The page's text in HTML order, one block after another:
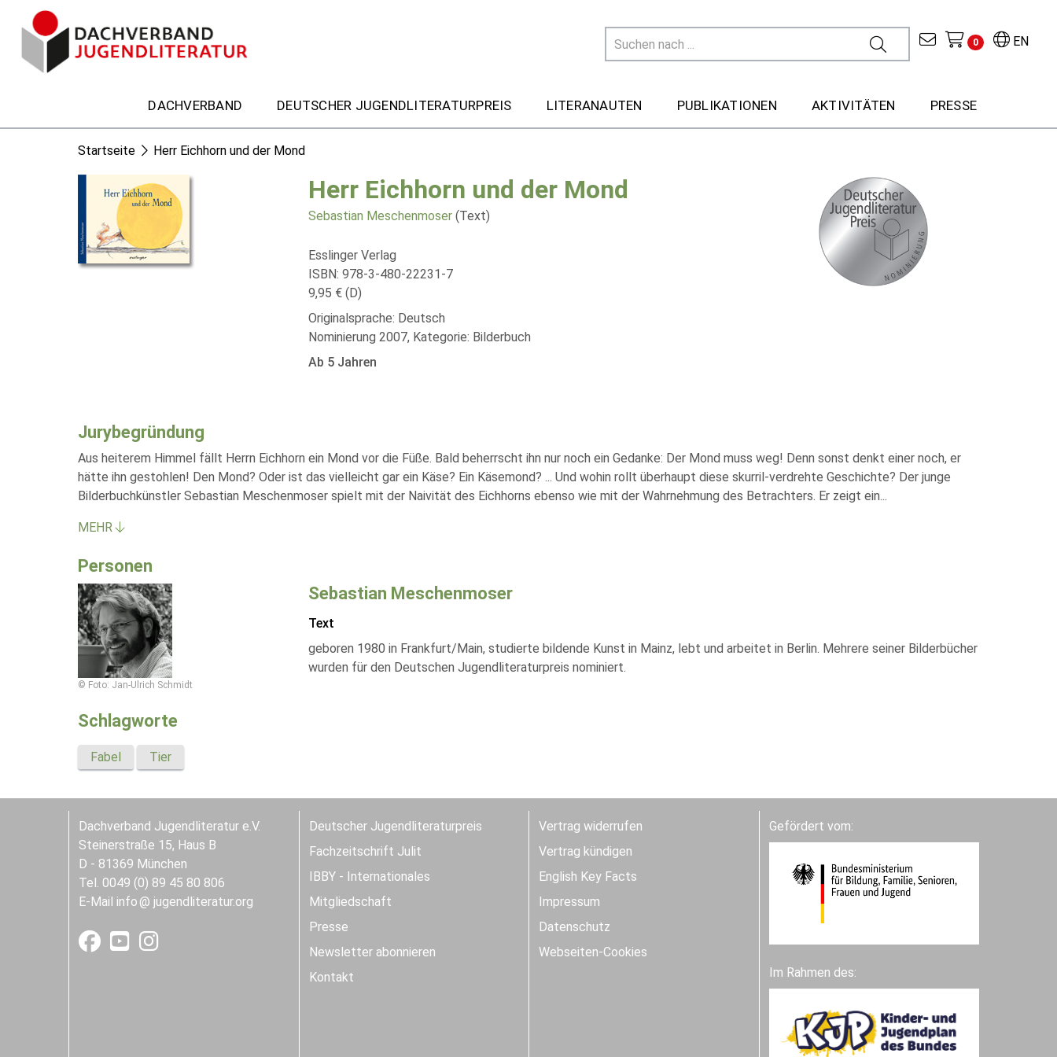
EN
0
DACHVERBAND DEUTSCHER JUGENDLITERATURPREIS LITERANAUTEN PUBLIKATIONEN AKTIVITÄTEN PRESSE
Startseite Herr Eichhorn und der Mond
Herr Eichhorn und der Mond
Sebastian Meschenmoser (Text)
Esslinger Verlag
ISBN: 978-3-480-22231-7
9,95 € (D)
Originalsprache: Deutsch
Nominierung 2007, Kategorie: Bilderbuch
Ab 5 Jahren
Jurybegründung
Aus heiterem Himmel fällt Herrn Eichhorn ein Mond vor die Füße. Bald beherrscht ihn nur noch ein Gedanke: Der Mond muss weg! Denn sonst denkt einer noch, er
hätte ihn gestohlen! Den Mond? Oder ist das vielleicht gar ein Käse? Ein Käsemond? ... Und wohin rollt überhaupt diese skurril-verdrehte Geschichte? Der junge
Bilderbuchkünstler Sebastian Meschenmoser spielt mit der Naivität des Eichhorns ebenso wie mit der Wahrnehmung des Betrachters. Er zeigt ein...
MEHR
Personen
© Foto: Jan-Ulrich Schmidt
Sebastian Meschenmoser
Text
geboren 1980 in Frankfurt/Main, studierte bildende Kunst in Mainz, lebt und arbeitet in Berlin. Mehrere seiner Bilderbücher
wurden für den Deutschen Jugendliteraturpreis nominiert.
Schlagworte
Fabel Tier
Dachverband Jugendliteratur e.V.
Steinerstraße 15, Haus B
D - 81369 München
Tel. 0049 (0) 89 45 80 806
E-Mail info jugendliteratur.org
Deutscher Jugendliteraturpreis
Fachzeitschrift Julit
IBBY - Internationales
Mitgliedschaft
Presse
Newsletter abonnieren
Kontakt
Vertrag widerrufen
Vertrag kündigen
English Key Facts
Impressum
Datenschutz
Webseiten-Cookies
Gefördert vom:
Im Rahmen des: